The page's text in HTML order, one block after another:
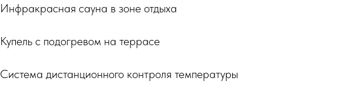
Инфракрасная сауна в зоне отдыха
Купель с подогревом на террасе
Система дистанционного контроля температуры